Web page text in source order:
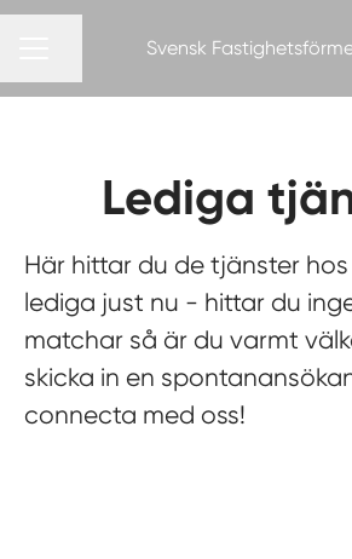
Svensk
Lediga
Här hittar du de tjänster
lediga just nu - hittar du
matchar så är du varmt
skicka in en
connecta med oss!